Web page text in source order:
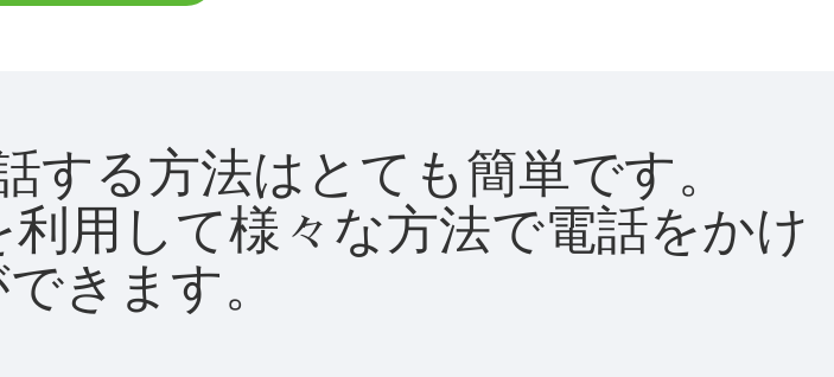
る方法はとても簡単です。
用して様々な方法で電話をかけ
きます。